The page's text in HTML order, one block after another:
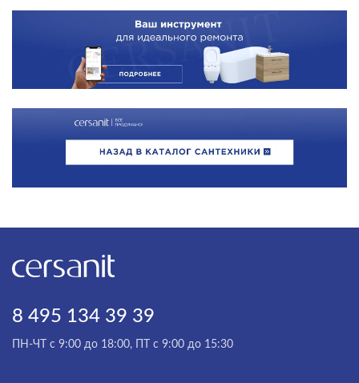
8 495 134 39 39
ПН-ЧТ с 9:00 до 18:00, ПТ с 9:00 до 15:30